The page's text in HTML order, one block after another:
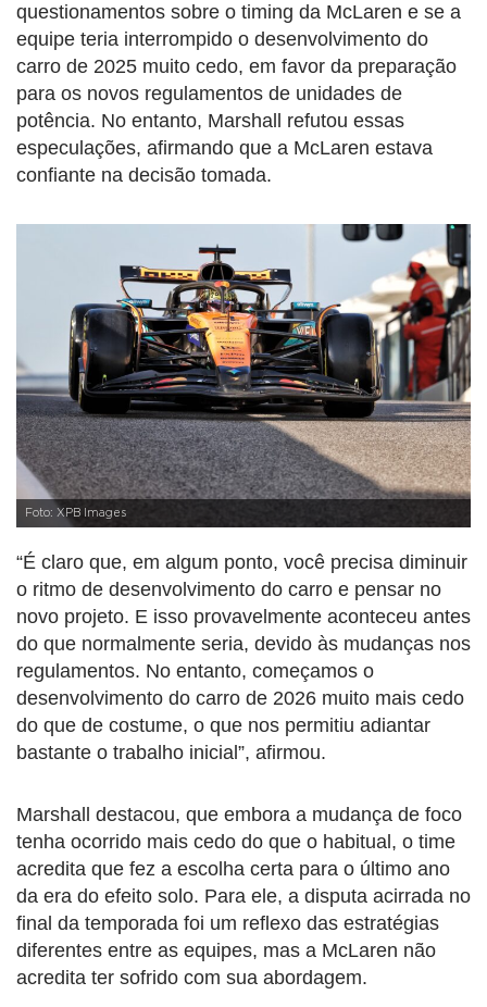
questionamentos sobre o timing da McLaren e se a
equipe teria interrompido o desenvolvimento do
carro de 2025 muito cedo, em favor da preparação
para os novos regulamentos de unidades de
potência. No entanto, Marshall refutou essas
especulações, afirmando que a McLaren estava
confiante na decisão tomada.
Foto: XPB Images
“É claro que, em algum ponto, você precisa diminuir
o ritmo de desenvolvimento do carro e pensar no
novo projeto. E isso provavelmente aconteceu antes
do que normalmente seria, devido às mudanças nos
regulamentos. No entanto, começamos o
desenvolvimento do carro de 2026 muito mais cedo
do que de costume, o que nos permitiu adiantar
bastante o trabalho inicial”, afirmou.
Marshall destacou, que embora a mudança de foco
tenha ocorrido mais cedo do que o habitual, o time
acredita que fez a escolha certa para o último ano
da era do efeito solo. Para ele, a disputa acirrada no
final da temporada foi um reflexo das estratégias
diferentes entre as equipes, mas a McLaren não
acredita ter sofrido com sua abordagem.